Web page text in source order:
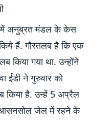
में अनुब्रत मंडल के केस
हैं. गौरतलब है कि एक
किया गया था. उन्होंने
ईडी ने गुरुवार को
है. उन्हें 5 अप्रैल
आसनसोल जेल में रहने के